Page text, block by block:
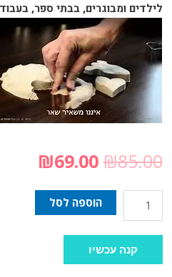
לילדים ומבוגרים, בבתי ספר,
₪85.00
₪69.00
הוספה לסל
קנה עכשיו